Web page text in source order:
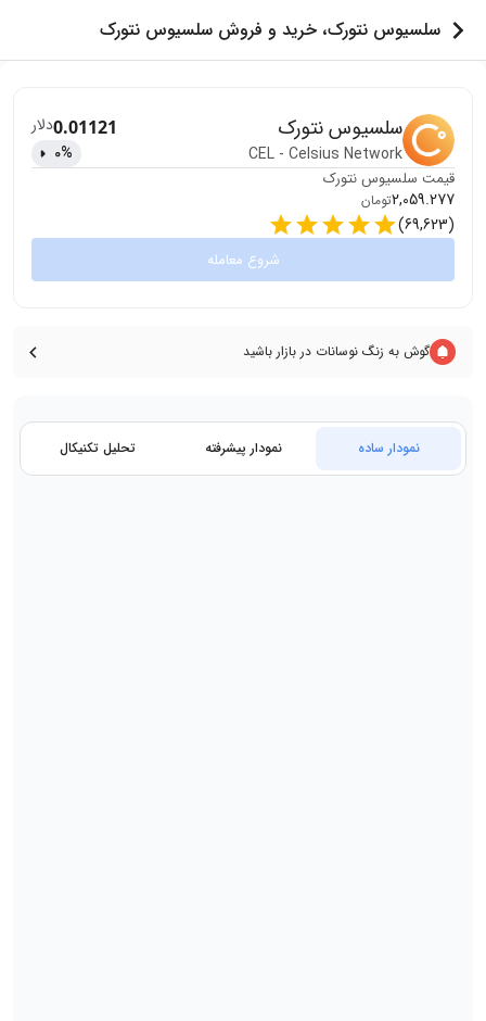
سلسیوس نتورک، خرید و فروش سلسیوس نتورک
سلسیوس نتورک
CEL - Celsius Network
0.01121دلار
0%
قیمت سلسیوس نتورک
2,059.277تومان
(
69,623
)
شروع معامله
گوش به زنگ نوسانات در بازار باشید
نمودار ساده نمودار پیشرفته تحلیل تکنیکال